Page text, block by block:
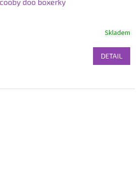
doo boxerky
Skladem
DETAIL